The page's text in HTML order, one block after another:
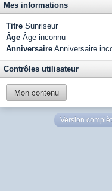
Mes informations
Titre Sunriseur
Âge Âge inconnu
Anniversaire Anniversaire
Contrôles utilisateur
Mon contenu
Version